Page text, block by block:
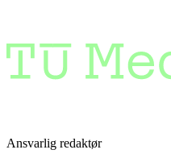
Ansvarlig redaktør